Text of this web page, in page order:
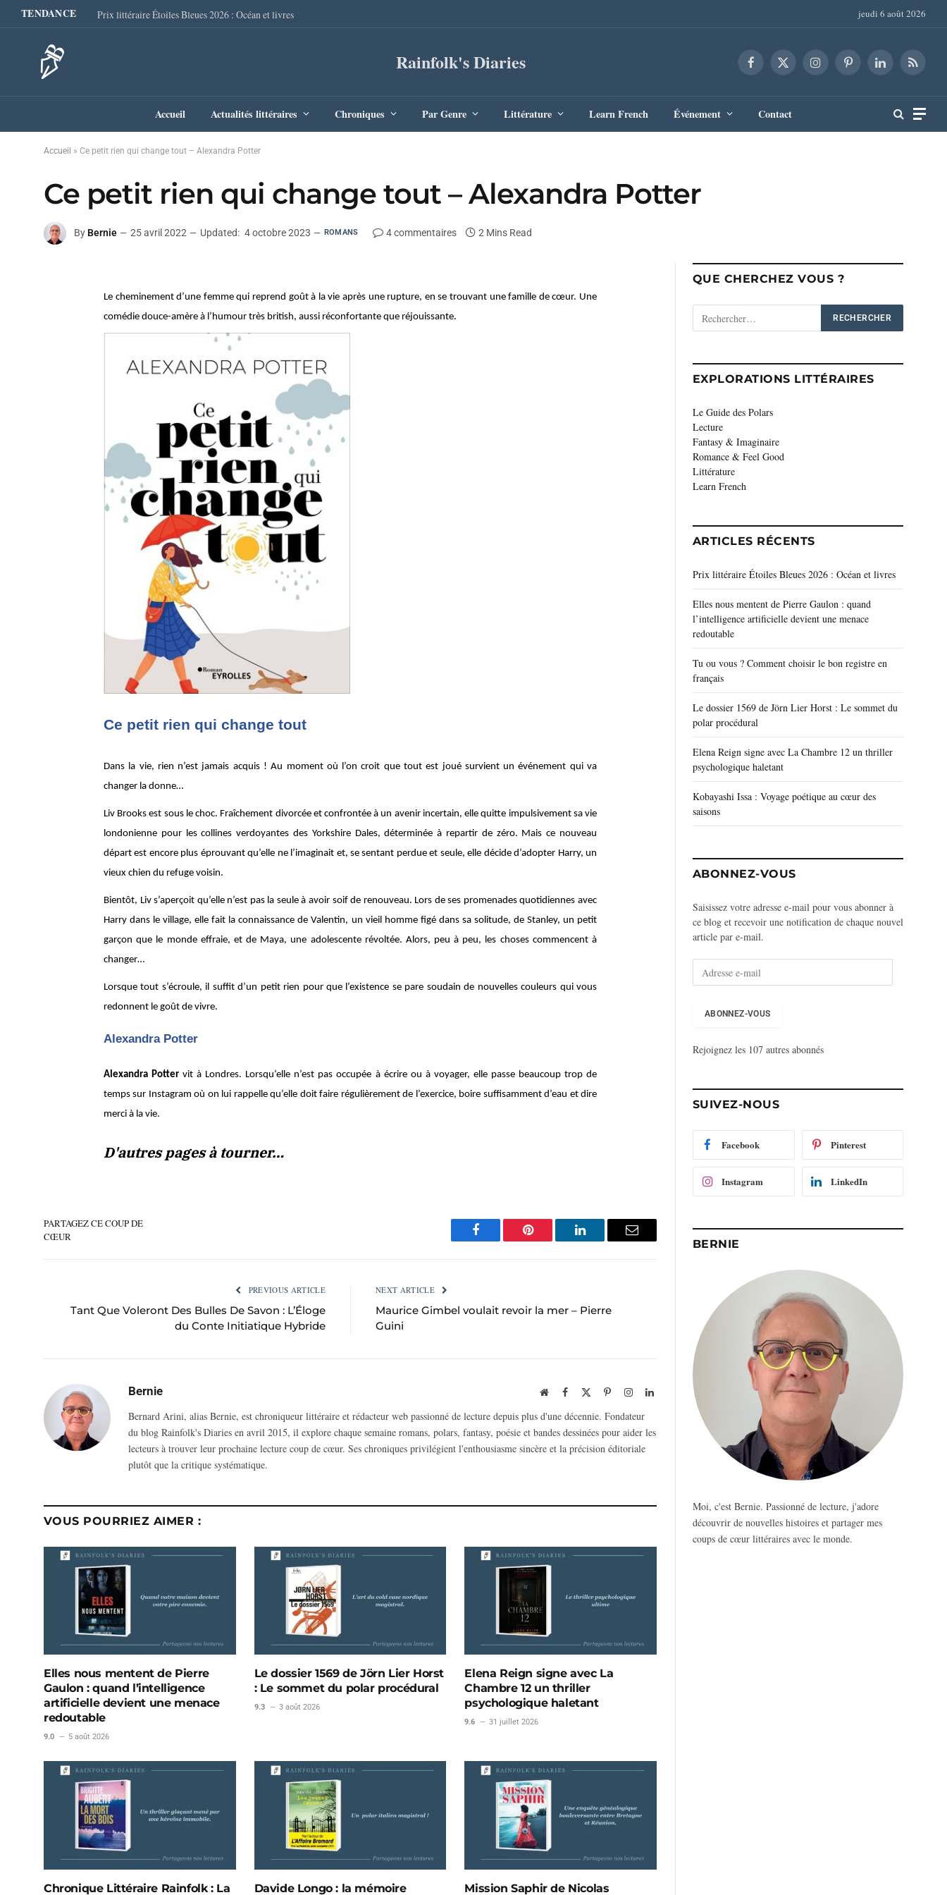
TENDANCE Prix littéraire Étoiles Bleues 2026 : Océan et livres jeudi 6 août 2026
Rainfolk's Diaries Facebook
X
InstagramPinterestLinkedInRSS
Accueil Actualités littéraires Chroniques Par Genre Littérature Learn French Événement Contact
Accueil » Ce petit rien qui change tout – Alexandra Potter
Ce petit rien qui change tout – Alexandra Potter
By Bernie 25 avril 2022 Updated: 4 octobre 2023 ROMANS 4 commentaires 2 Mins Read
Le cheminement d’une femme qui reprend goût à la vie après une rupture, en se trouvant une famille de cœur. Une
comédie douce-amère à l’humour très british, aussi réconfortante que réjouissante.
Ce petit rien qui change tout
Dans la vie, rien n’est jamais acquis ! Au moment où l’on croit que tout est joué survient un événement qui va
changer la donne…
Liv Brooks est sous le choc. Fraîchement divorcée et confrontée à un avenir incertain, elle quitte impulsivement sa vie
londonienne pour les collines verdoyantes des Yorkshire Dales, déterminée à repartir de zéro. Mais ce nouveau
départ est encore plus éprouvant qu’elle ne l’imaginait et, se sentant perdue et seule, elle décide d’adopter Harry, un
vieux chien du refuge voisin.
Bientôt, Liv s’aperçoit qu’elle n’est pas la seule à avoir soif de renouveau. Lors de ses promenades quotidiennes avec
Harry dans le village, elle fait la connaissance de Valentin, un vieil homme figé dans sa solitude, de Stanley, un petit
garçon que le monde effraie, et de Maya, une adolescente révoltée. Alors, peu à peu, les choses commencent à
changer…
Lorsque tout s’écroule, il suffit d’un petit rien pour que l’existence se pare soudain de nouvelles couleurs qui vous
redonnent le goût de vivre.
Alexandra Potter
Alexandra Potter vit à Londres. Lorsqu’elle n’est pas occupée à écrire ou à voyager, elle passe beaucoup trop de
temps sur Instagram où on lui rappelle qu’elle doit faire régulièrement de l’exercice, boire suffisamment d’eau et dire
merci à la vie.
D'autres pages à tourner…
PARTAGEZ CE COUP DE
CŒUR
Facebook Pinterest LinkedIn Email
PREVIOUS ARTICLE
Tant Que Voleront Des Bulles De Savon : L’Éloge
du Conte Initiatique Hybride
NEXT ARTICLE
Maurice Gimbel voulait revoir la mer – Pierre
Guini
Bernie WebsiteFacebook PinterestInstagramLinkedIn
Bernard Arini, alias Bernie, est chroniqueur littéraire et rédacteur web passionné de lecture depuis plus d'une décennie. Fondateur
du blog Rainfolk's Diaries en avril 2015, il explore chaque semaine romans, polars, fantasy, poésie et bandes dessinées pour aider les
lecteurs à trouver leur prochaine lecture coup de cœur. Ses chroniques privilégient l'enthousiasme sincère et la précision éditoriale
plutôt que la critique systématique.
VOUS POURRIEZ AIMER :
Elles nous mentent de Pierre
Gaulon : quand l’intelligence
artificielle devient une menace
redoutable
9.0 5 août 2026
Le dossier 1569 de Jörn Lier Horst
: Le sommet du polar procédural
9.3 3 août 2026
Elena Reign signe avec La
Chambre 12 un thriller
psychologique haletant
9.6 31 juillet 2026
Chronique Littéraire Rainfolk : La
Davide Longo : la mémoire
Mission Saphir de Nicolas
QUE CHERCHEZ VOUS ?
EXPLORATIONS LITTÉRAIRES
Le Guide des Polars
Lecture
Fantasy & Imaginaire
Romance & Feel Good
Littérature
Learn French
ARTICLES RÉCENTS
Prix littéraire Étoiles Bleues 2026 : Océan et livres
Elles nous mentent de Pierre Gaulon : quand
l’intelligence artificielle devient une menace
redoutable
Tu ou vous ? Comment choisir le bon registre en
français
Le dossier 1569 de Jörn Lier Horst : Le sommet du
polar procédural
Elena Reign signe avec La Chambre 12 un thriller
psychologique haletant
Kobayashi Issa : Voyage poétique au cœur des
saisons
ABONNEZ-VOUS
Saisissez votre adresse e-mail pour vous abonner à
ce blog et recevoir une notification de chaque nouvel
article par e-mail.
e
m
a
ABONNEZ-VOUS
Rejoignez les 107 autres abonnés
SUIVEZ-NOUS
Facebook Pinterest
Instagram LinkedIn
BERNIE
Moi, c'est Bernie. Passionné de lecture, j'adore
découvrir de nouvelles histoires et partager mes
coups de cœur littéraires avec le monde.